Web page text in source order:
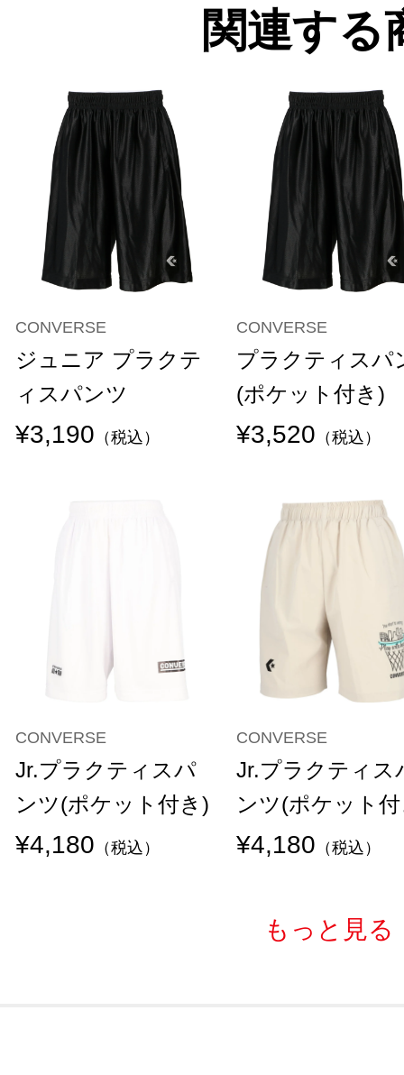
関連する
CONVERSE
ジュニア プラクテ
ィスパンツ
¥3,190 （税込）
CONVERSE
プラクティスパ
(ポケット付き)
¥3,520 （税込）
CONVERSE
Jr.プラクティスパ
ンツ(ポケット付き)
¥4,180 （税込）
CONVERSE
Jr.プラクティス
ンツ(ポケット
¥4,180 （税込）
もっと見る